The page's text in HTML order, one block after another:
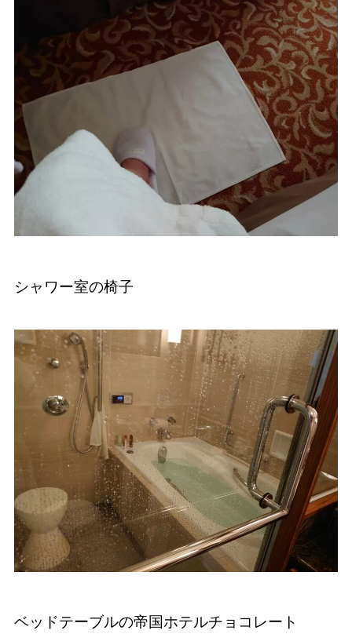
シャワー室の椅子
ベッドテーブルの帝国ホテルチョコレート